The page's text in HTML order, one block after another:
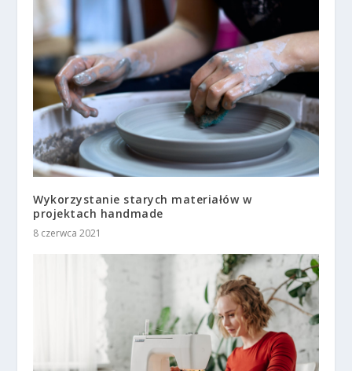
Wykorzystanie starych materiałów w
projektach handmade
8 czerwca 2021